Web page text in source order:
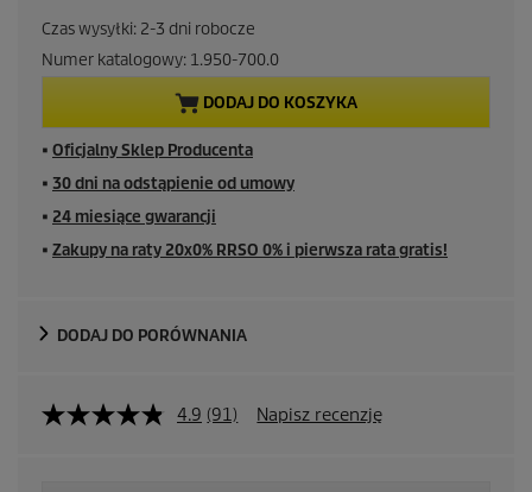
Czas wysyłki: 2-3 dni robocze
Numer katalogowy: 1.950-700.0
DODAJ DO KOSZYKA
■ Oficjalny Sklep Producenta
■ 30 dni na odstąpienie od umowy
■ 24 miesiące gwarancji
■ Zakupy na raty 20x0% RRSO 0% i pierwsza rata gratis!
DODAJ DO PORÓWNANIA
4.9 (91) Napisz recenzję